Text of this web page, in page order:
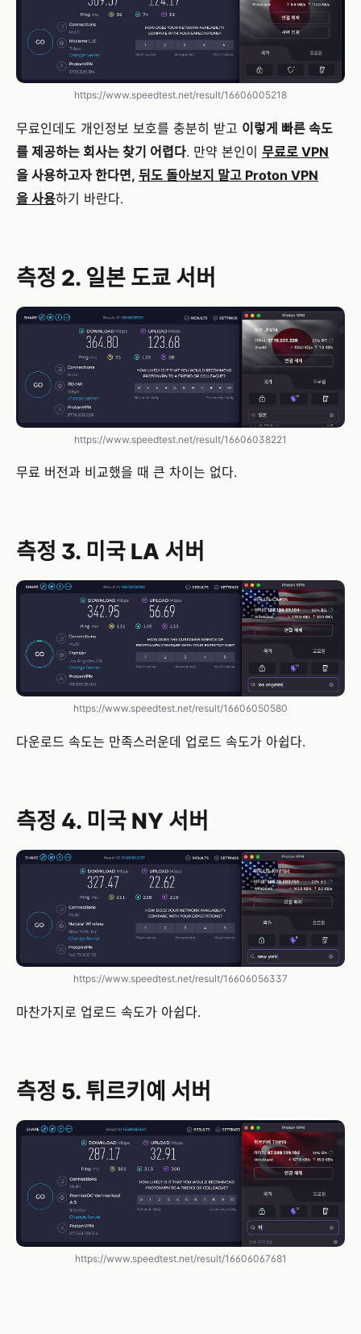
https://www.speedtest.net/result/16606005218
무료인데도 개인정보 보호를 충분히 받고 이렇게 빠른 속도
를 제공하는 회사는 찾기 어렵다. 만약 본인이 무료로 VPN
을 사용하고자 한다면, 뒤도 돌아보지 말고 Proton VPN
을 사용하기 바란다.
측정 2. 일본 도쿄 서버
https://www.speedtest.net/result/16606038221
무료 버전과 비교했을 때 큰 차이는 없다.
측정 3. 미국 LA 서버
https://www.speedtest.net/result/16606050580
다운로드 속도는 만족스러운데 업로드 속도가 아쉽다.
측정 4. 미국 NY 서버
https://www.speedtest.net/result/16606056337
마찬가지로 업로드 속도가 아쉽다.
측정 5. 튀르키예 서버
https://www.speedtest.net/result/16606067681